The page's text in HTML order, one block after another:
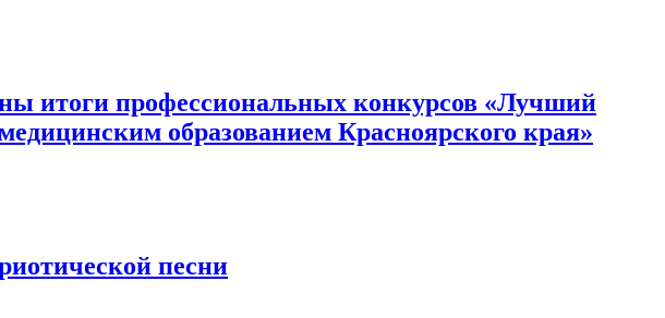
итоги профессиональных конкурсов «Лучший
образованием Красноярского края»
песни